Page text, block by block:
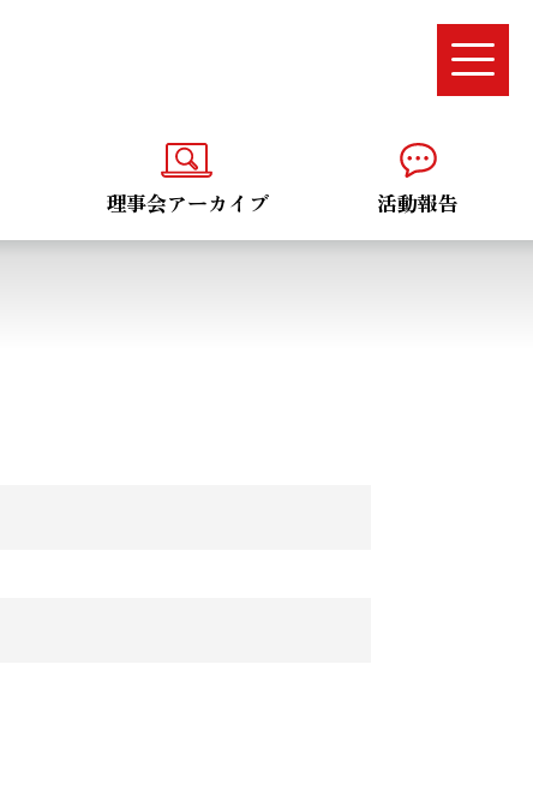
理事会アーカイブ 活動報告